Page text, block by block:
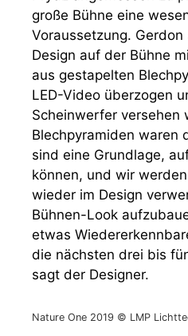
große Bühne eine
Voraussetzung.
Design auf der Bühne
aus gestapelten
LED-Video überzogen
Scheinwerfer versehen
Blechpyramiden waren
sind eine Grundlage,
können, und wir
wieder im Design
Bühnen-Look
etwas
die nächsten drei bis
sagt der Designer.
Nature One 2019 © LMP